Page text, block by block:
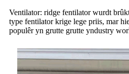
Ventilator: ridge fentilator wurdt
type fentilator krige lege priis, mar
populêr yn grutte grutte yndustry